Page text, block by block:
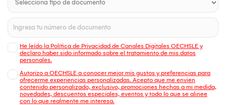
He leído la Política de Privacidad de Canales Digitales OECHSLE y
declaro haber sido informado sobre el tratamiento de mis datos
personales.
Autorizo a OECHSLE a conocer mejor mis gustos y preferencias para
ofrecerme experiencias personalizadas. Acepto que me envien
contenido personalizado, exclusivo, promociones hechas a mi medida,
novedades, descuentos especiales, eventos y todo lo que se alinee
con lo que realmente me interesa.